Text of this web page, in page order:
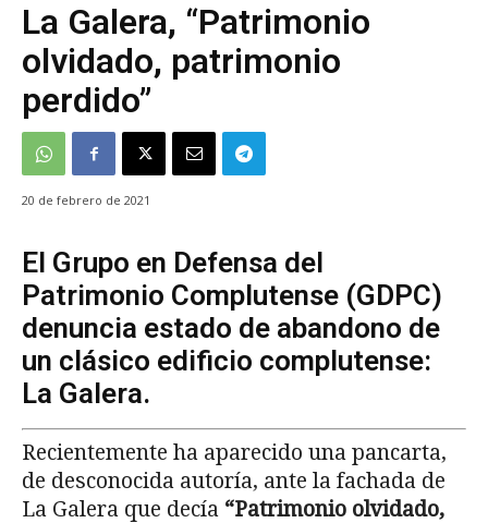
La Galera, “Patrimonio
olvidado, patrimonio
perdido”
20 de febrero de 2021
El Grupo en Defensa del
Patrimonio Complutense (GDPC)
denuncia estado de abandono de
un clásico edificio complutense:
La Galera.
Recientemente ha aparecido una pancarta,
de desconocida autoría, ante la fachada de
La Galera que decía “Patrimonio olvidado,